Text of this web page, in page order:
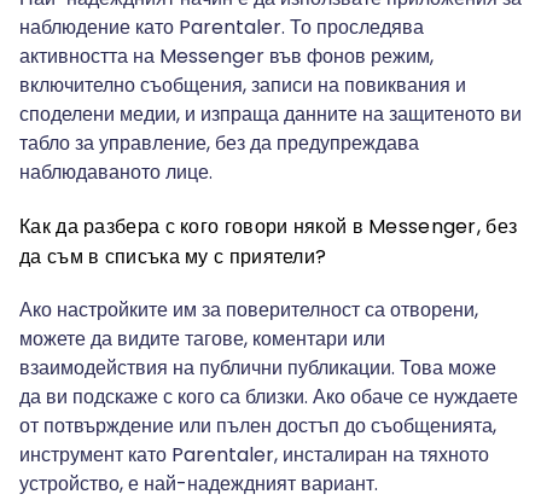
наблюдение като Parentaler. То проследява
активността на Messenger във фонов режим,
включително съобщения, записи на повиквания и
споделени медии, и изпраща данните на защитеното ви
табло за управление, без да предупреждава
наблюдаваното лице.
Как да разбера с кого говори някой в Messenger, без
да съм в списъка му с приятели?
Ако настройките им за поверителност са отворени,
можете да видите тагове, коментари или
взаимодействия на публични публикации. Това може
да ви подскаже с кого са близки. Ако обаче се нуждаете
от потвърждение или пълен достъп до съобщенията,
инструмент като Parentaler, инсталиран на тяхното
устройство, е най-надеждният вариант.